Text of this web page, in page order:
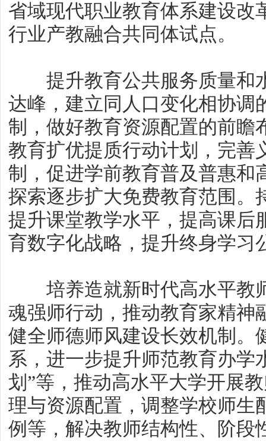
省域现代职业教育体系建设改
行业产教融合共同体试点。
提升教育公共服务质量和
达峰，建立同人口变化相协调
制，做好教育资源配置的前瞻
教育扩优提质行动计划，完善
制，促进学前教育普及普惠和
探索逐步扩大免费教育范围。
提升课堂教学水平，提高课后
育数字化战略，提升终身学习
培养造就新时代高水平教
魂强师行动，推动教育家精神
健全师德师风建设长效机制。
系，进一步提升师范教育办学
划”等，推动高水平大学开展
理与资源配置，调整学校师生
例等，解决教师结构性、阶段